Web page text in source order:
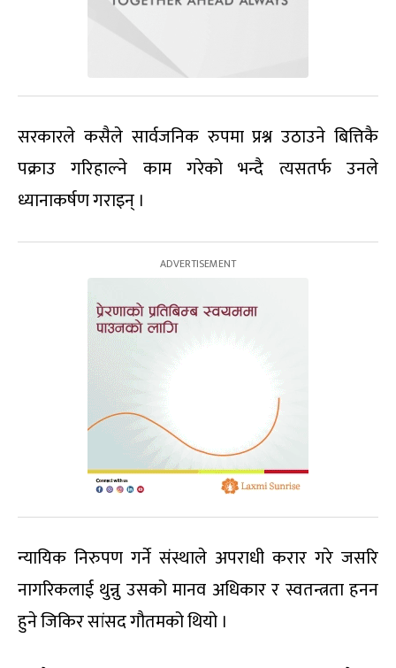
सरकारले कसैले सार्वजनिक रुपमा प्रश्न उठाउने बित्तिकै
पक्राउ गरिहाल्ने काम गरेको भन्दै त्यसतर्फ उनले
ध्यानाकर्षण गराइन् ।
न्यायिक निरुपण गर्ने संस्थाले अपराधी करार गरे जसरि
नागरिकलाई थुन्नु उसको मानव अधिकार र स्वतन्त्रता हनन
हुने जिकिर सांसद गौतमको थियो ।